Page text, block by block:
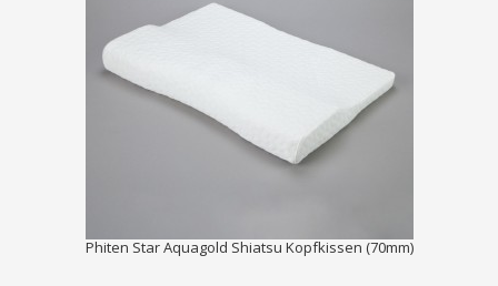
Phiten Star Aquagold Shiatsu Kopfkissen (70mm)